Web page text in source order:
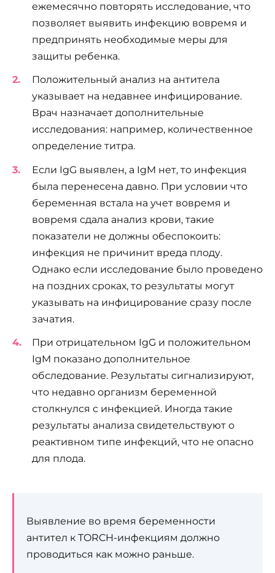
ежемесячно повторять исследование, что
позволяет выявить инфекцию вовремя и
предпринять необходимые меры для
защиты ребенка.
Положительный анализ на антитела
указывает на недавнее инфицирование.
Врач назначает дополнительные
исследования: например, количественное
определение титра.
Если IgG выявлен, а IgM нет, то инфекция
была перенесена давно. При условии что
беременная встала на учет вовремя и
вовремя сдала анализ крови, такие
показатели не должны обеспокоить:
инфекция не причинит вреда плоду.
Однако если исследование было проведено
на поздних сроках, то результаты могут
указывать на инфицирование сразу после
зачатия.
При отрицательном IgG и положительном
IgM показано дополнительное
обследование. Результаты сигнализируют,
что недавно организм беременной
столкнулся с инфекцией. Иногда такие
результаты анализа свидетельствуют о
реактивном типе инфекций, что не опасно
для плода.
Выявление во время беременности
антител к TORCH-инфекциям должно
проводиться как можно раньше.